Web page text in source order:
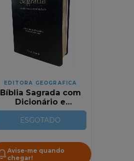
EDITORA GEOGRAFICA
Bíblia Sagrada com
Dicionário e
Concordância | RC
Gigante | Capa Luxo
Preta
ESGOTADO
Avise-me quando
chegar!